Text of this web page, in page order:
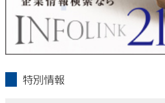
受付時間 平日9：00～17：00